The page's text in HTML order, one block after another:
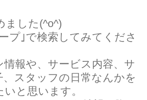
ジ ＞
ました(^o^)
プ｣で検索してみてくださ
情報や、サービス内容、サ
、スタッフの日常なんかを
と思います。